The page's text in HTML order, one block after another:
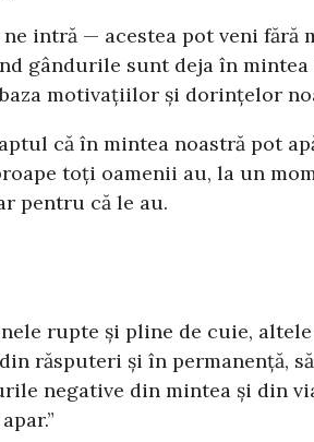
intră — acestea pot veni fără
gândurile sunt deja în
motivațiilor și dorințelor
că în mintea noastră pot
toți oamenii au, la un
pentru că le au.
rupte și pline de cuie,
răsputeri și în permanență,
negative din mintea și din